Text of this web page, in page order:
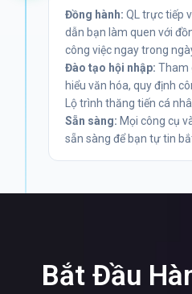
Đồng hành: QL trực tiếp
dẫn bạn làm quen với
công việc ngay trong
Đào tạo hội nhập: Tham
hiểu văn hóa, quy định
Lộ trình thăng tiến cá
Sẵn sàng: Mọi công cụ
sẵn sàng để bạn tự tin
Bắt Đầu